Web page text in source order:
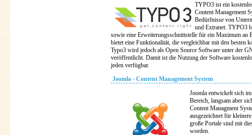
TYPO3 ist ein
Content Management
Bedürfnisse von
und Extranet. TYPO3
sowie eine Erweiterungsschnittstelle für ein Maximum an
bietet eine Funktionalität, die vergleichbar mit den besten
Typo3 wird jedoch als Open Source Software unter der
veröffentlicht. Damit ist die Nutzung der Software
jeden verfügbar.
Joomla - Content Management System
Joomla entwickelt sich
Bereich, langsam aber
Content Managment
ausgezeichnet für
große Portale sind mit
worden.